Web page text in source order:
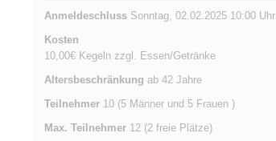
AnmeldeschlussSonntag, 02.02.2025 10:00 Uhr
Kosten
10,00€ Kegeln zzgl. Essen/Getränke
Altersbeschränkung ab 42 Jahre
Teilnehmer10 (5 Männer und 5 Frauen )
Max. Teilnehmer12 (2 freie Plätze)